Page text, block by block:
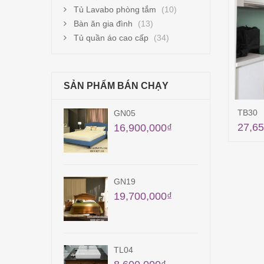
TB30
Tủ Lavabo phòng tắm
(10)
Bàn ăn gia đình
(13)
Tủ quần áo cao cấp
(34)
SẢN PHẨM BÁN CHẠY
GN05
16,900,000₫
GN19
19,700,000₫
TL04
QA11